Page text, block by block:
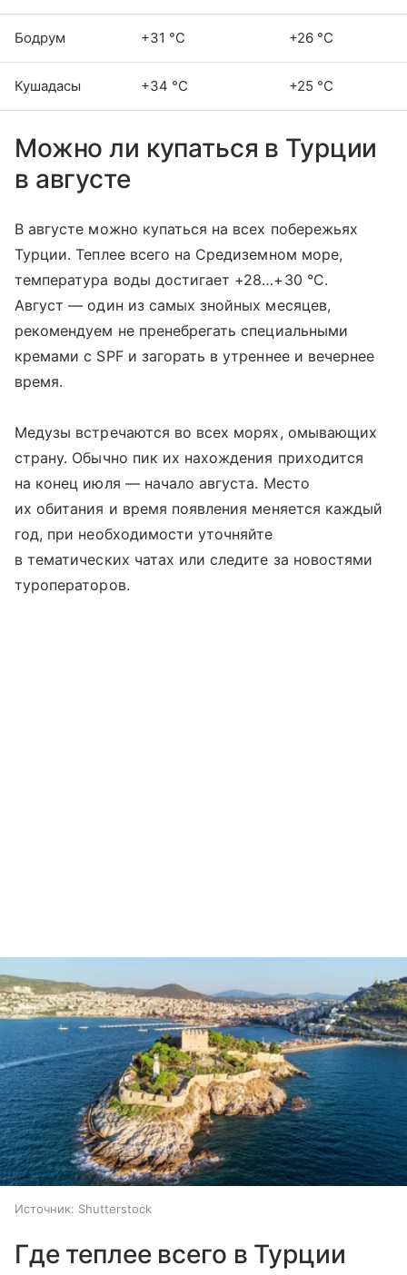
Бодрум +31 °C +26 °C
Кушадасы +34 °C +25 °C
Можно ли купаться в Турции
в августе
В августе можно купаться на всех побережьях
Турции. Теплее всего на Средиземном море,
температура воды достигает +28…+30 °C.
Август — один из самых знойных месяцев,
рекомендуем не пренебрегать специальными
кремами с SPF и загорать в утреннее и вечернее
время.
Медузы встречаются во всех морях, омывающих
страну. Обычно пик их нахождения приходится
на конец июля — начало августа. Место
их обитания и время появления меняется каждый
год, при необходимости уточняйте
в тематических чатах или следите за новостями
туроператоров.
Источник: Shutterstock
Где теплее всего в Турции